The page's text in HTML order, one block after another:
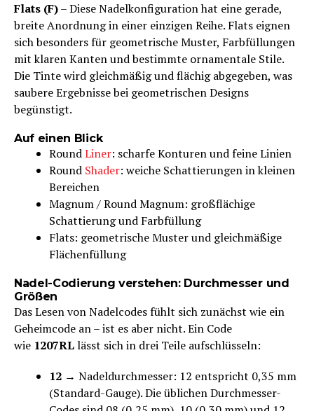
Flats (F)– Diese Nadelkonfiguration hat eine gerade,
breite Anordnung in einer einzigen Reihe. Flats eignen
sich besonders für geometrische Muster, Farbfüllungen
mit klaren Kanten und bestimmte ornamentale Stile.
Die Tinte wird gleichmäßig und flächig abgegeben, was
saubere Ergebnisse bei geometrischen Designs
begünstigt.
Auf einen Blick
RoundLiner: scharfe Konturen und feine Linien
Round Shader: weiche Schattierungen in kleinen
Bereichen
Magnum / Round Magnum: großflächige
Schattierung und Farbfüllung
Flats: geometrische Muster und gleichmäßige
Flächenfüllung
Nadel-Codierung verstehen: Durchmesser und
Größen
Das Lesen von Nadelcodes fühlt sich zunächst wie ein
Geheimcode an – ist es aber nicht. Ein Code
wie 1207RLlässt sich in drei Teile aufschlüsseln:
12 → Nadeldurchmesser: 12 entspricht 0,35 mm
(Standard-Gauge). Die üblichen Durchmesser-